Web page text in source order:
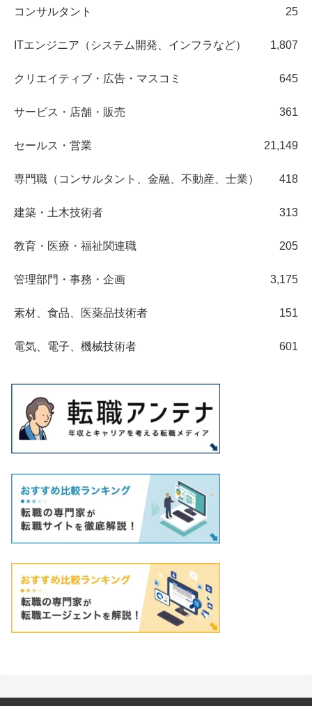
コンサルタント 25
ITエンジニア（システム開発、インフラなど） 1,807
クリエイティブ・広告・マスコミ 645
サービス・店舗・販売 361
セールス・営業 21,149
専門職（コンサルタント、金融、不動産、士業） 418
建築・土木技術者 313
教育・医療・福祉関連職 205
管理部門・事務・企画 3,175
素材、食品、医薬品技術者 151
電気、電子、機械技術者 601